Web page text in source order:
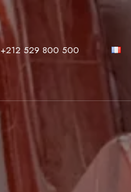
+212 529 800 500